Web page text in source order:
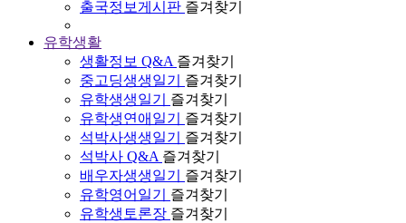
출국정보게시판 즐겨찾기
유학생활
생활정보 Q&A 즐겨찾기
중고딩생생일기
즐겨찾기
유학생생일기
즐겨찾기
유학생연애일기
즐겨찾기
석박사생생일기
즐겨찾기
석박사 Q&A 즐겨찾기
배우자생생일기
즐겨찾기
유학영어일기
즐겨찾기
유학생토론장 즐겨찾기